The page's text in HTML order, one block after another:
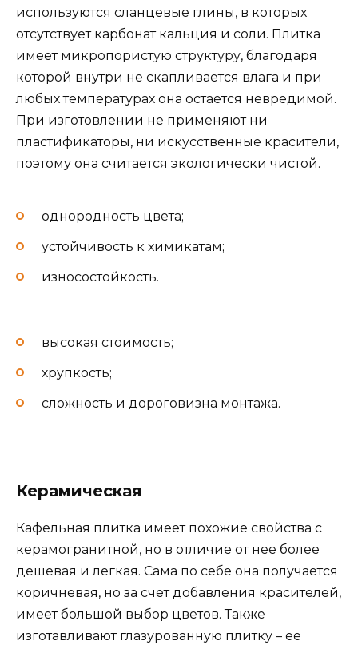
используются сланцевые глины, в которых
отсутствует карбонат кальция и соли. Плитка
имеет микропористую структуру, благодаря
которой внутри не скапливается влага и при
любых температурах она остается невредимой.
При изготовлении не применяют ни
пластификаторы, ни искусственные красители,
поэтому она считается экологически чистой.
однородность цвета;
устойчивость к химикатам;
износостойкость.
высокая стоимость;
хрупкость;
сложность и дороговизна монтажа.
Керамическая
Кафельная плитка имеет похожие свойства с
керамогранитной, но в отличие от нее более
дешевая и легкая. Сама по себе она получается
коричневая, но за счет добавления красителей,
имеет большой выбор цветов. Также
изготавливают глазурованную плитку – ее